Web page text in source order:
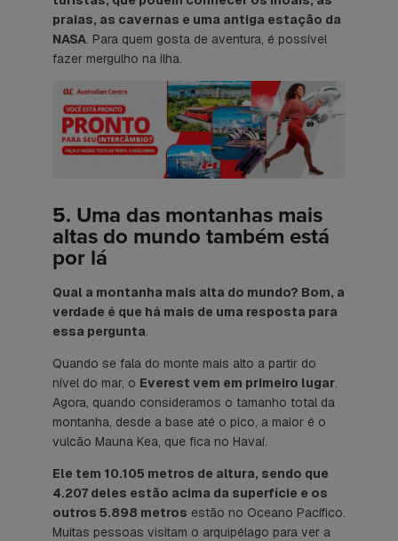
praias, as cavernas e uma antiga estação da
NASA. Para quem gosta de aventura, é possível
fazer mergulho na ilha.
5. Uma das montanhas mais
altas do mundo também está
por lá
Qual a montanha mais alta do mundo? Bom, a
verdade é que há mais de uma resposta para
essa pergunta.
Quando se fala do monte mais alto a partir do
nível do mar, o Everest vem em primeiro lugar.
Agora, quando consideramos o tamanho total da
montanha, desde a base até o pico, a maior é o
vulcão Mauna Kea, que fica no Havaí.
Ele tem 10.105 metros de altura, sendo que
4.207 deles estão acima da superfície e os
outros 5.898 metros estão no Oceano Pacífico.
Muitas pessoas visitam o arquipélago para ver a